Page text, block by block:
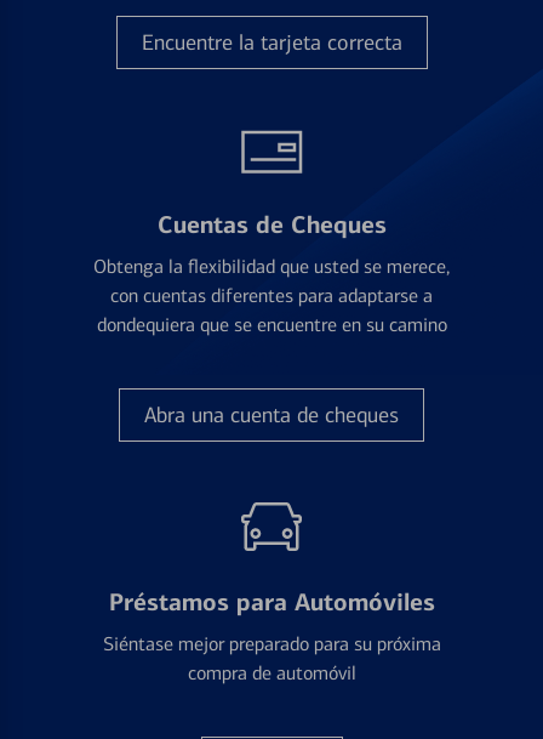
Encuentre la tarjeta correcta
Cuentas de Cheques
Obtenga la flexibilidad que usted se merece,
con cuentas diferentes para adaptarse a
dondequiera que se encuentre en su camino
Abra una cuenta de cheques
Préstamos para Automóviles
Siéntase mejor preparado para su próxima
compra de automóvil